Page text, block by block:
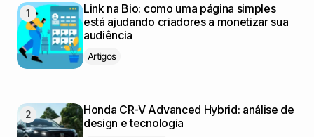
Link na Bio: como uma página simples
está ajudando criadores a monetizar sua
audiência
Artigos
Honda CR-V Advanced Hybrid: análise de
design e tecnologia